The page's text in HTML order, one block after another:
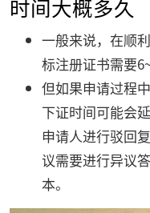
时间大概多久
一般来说，在顺
标注册证书需要
但如果申请过程
下证时间可能会
申请人进行驳回
议需要进行异议
本。